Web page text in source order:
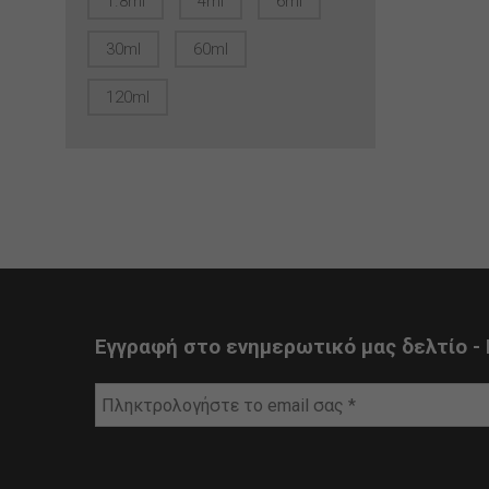
30ml 60ml
120ml
Εγγραφή στο ενημερωτικό μας δελτίο